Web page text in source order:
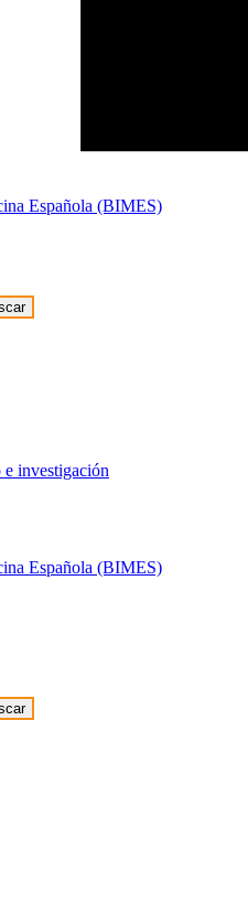
e investigación